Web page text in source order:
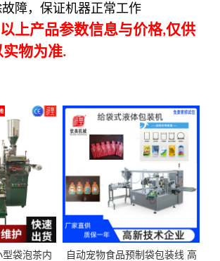
障，保证机器正常工作
上产品参数信息与价格,仅供
实物为准.
袋泡茶内
自动宠物食品预制袋包装线 高